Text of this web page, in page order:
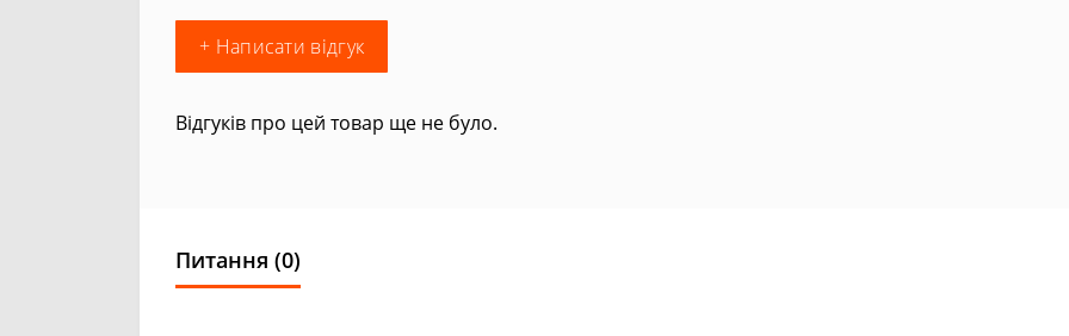
+ Написати відгук
Відгуків про цей товар ще не було.
Питання (0)